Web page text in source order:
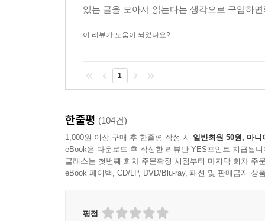
있는 글을 모아서 읽는다는 생각으로 구입하
이 리뷰가 도움이 되었나요?
1
한줄평 (104건)
1,000원 이상 구매 후 한줄평 작성 시 일반회원 50원, 마니
eBook은 다운로드 후 작성한 리뷰만 YES포인트 지급됩니
클래스는 첫번째 회차 주문확정 시점부터 마지막 회차 주
eBook 페이백, CD/LP, DVD/Blu-ray, 패션 및 판매금지 상
평점